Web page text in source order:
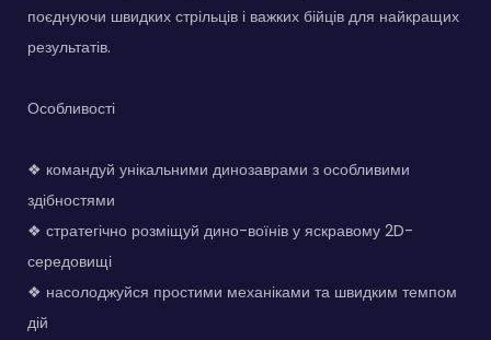
поєднуючи швидких стрільців і важких бійців для найкращих
результатів.
Особливості
❖ командуй унікальними динозаврами з особливими
здібностями
❖ стратегічно розміщуй дино-воїнів у яскравому 2D-
середовищі
❖ насолоджуйся простими механіками та швидким темпом
дій